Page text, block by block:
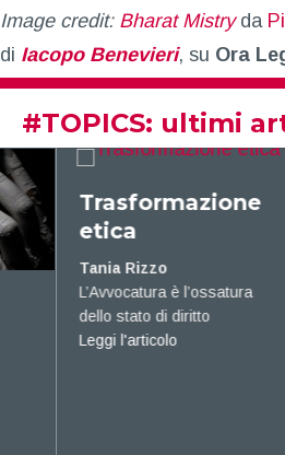
Image credit: Bharat Mistryda
di Iacopo Benevieri, su Ora
#TOPICS: ultimi
Trasformazione
etica
Tania Rizzo
L’Avvocatura è l’ossatura
dello stato di diritto
Leggi l'articolo about Trasformazione